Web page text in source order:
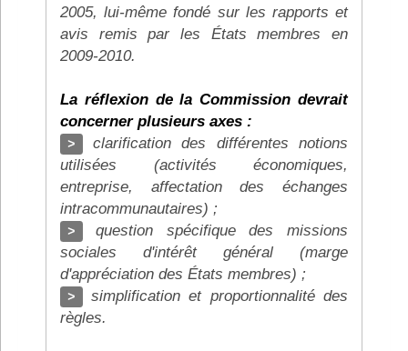
2005, lui-même fondé sur les rapports et
avis remis par les États membres en
2009-2010.
La réflexion de la Commission devrait
concerner plusieurs axes :
>
clarification des différentes notions
utilisées (activités économiques,
entreprise, affectation des échanges
intracommunautaires) ;
>
question spécifique des missions
sociales d'intérêt général (marge
d'appréciation des États membres) ;
>
simplification et proportionnalité des
règles.